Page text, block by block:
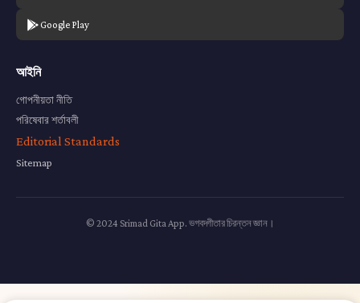
Google Play
আইনি
গোপনীয়তা নীতি
পরিষেবার শর্তাবলী
Editorial Standards
Sitemap
© 2024 Srimad Gita App. ভগবদ্গীতার চিরন্তন জ্ঞান।